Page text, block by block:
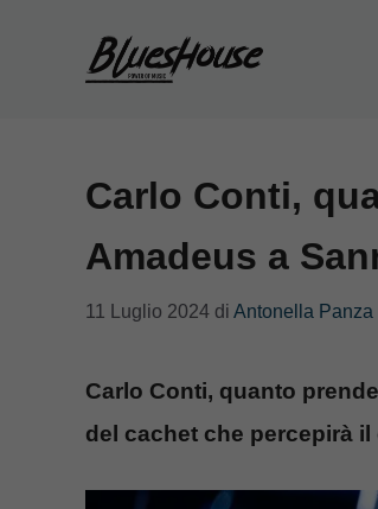
Carlo Conti,
Amadeus a
11 Luglio 2024 di Antonella Panza
Carlo Conti, quanto
del cachet che percepirà